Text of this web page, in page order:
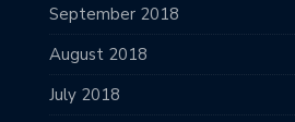
September 2018
August 2018
July 2018